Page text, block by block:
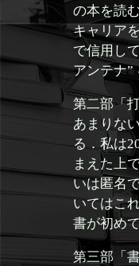
の本を読
キャリア
で信用し
アンテナ”
第二部「
あまりな
る．私は
まえた上
いは匿名
いてはこ
書が初め
第三部「